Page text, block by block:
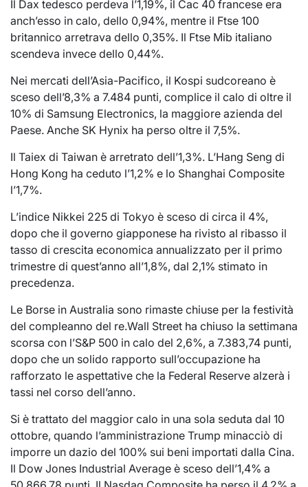
Il Dax tedesco perdeva l’1,19%, il Cac 40 francese era
anch’esso in calo, dello 0,94%, mentre il Ftse 100
britannico arretrava dello 0,35%. Il Ftse Mib italiano
scendeva invece dello 0,44%.
Nei mercati dell’Asia-Pacifico, il Kospi sudcoreano è
sceso dell’8,3% a 7.484 punti, complice il calo di oltre il
10% di Samsung Electronics, la maggiore azienda del
Paese. Anche SK Hynix ha perso oltre il 7,5%.
Il Taiex di Taiwan è arretrato dell’1,3%. L’Hang Seng di
Hong Kong ha ceduto l’1,2% e lo Shanghai Composite
l’1,7%.
L’indice Nikkei 225 di Tokyo è sceso di circa il 4%,
dopo che il governo giapponese ha rivisto al ribasso il
tasso di crescita economica annualizzato per il primo
trimestre di quest’anno all’1,8%, dal 2,1% stimato in
precedenza.
Le Borse in Australia sono rimaste chiuse per la festività
del compleanno del re.Wall Street ha chiuso la settimana
scorsa con l’S&P 500 in calo del 2,6%, a 7.383,74 punti,
dopo che un solido rapporto sull’occupazione ha
rafforzato le aspettative che la Federal Reserve alzerà i
tassi nel corso dell’anno.
Si è trattato del maggior calo in una sola seduta dal 10
ottobre, quando l’amministrazione Trump minacciò di
imporre un dazio del 100% sui beni importati dalla Cina.
Il Dow Jones Industrial Average è sceso dell’1,4% a